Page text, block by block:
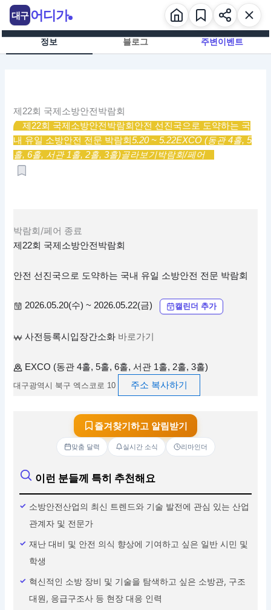
츠
정보 블로그 주변이벤트
제22회 국제소방안전박람회
제22회 국제소방안전박람회 안전 선진국으로 도약하는 국
내 유일 소방안전 전문 박람회5.20 ~ 5.22EXCO (동관 4홀, 5
홀, 6홀, 서관 1홀, 2홀, 3홀)골라보기박람회/페어
박람회/페어 종료
제22회 국제소방안전박람회
안전 선진국으로 도약하는 국내 유일 소방안전 전문 박람회
2026.05.20(수) ~ 2026.05.22(금) 캘린더 추가
사전등록시입장간소화 바로가기
EXCO (동관 4홀, 5홀, 6홀, 서관 1홀, 2홀, 3홀)
대구광역시 북구 엑스코로 10 주소 복사하기
즐겨찾기하고 알림받기
맞춤 달력 실시간 소식 리마인더
이런 분들께 특히 추천해요
소방안전산업의 최신 트렌드와 기술 발전에 관심 있는 산업
관계자 및 전문가
재난 대비 및 안전 의식 향상에 기여하고 싶은 일반 시민 및
학생
혁신적인 소방 장비 및 기술을 탐색하고 싶은 소방관, 구조
대원, 응급구조사 등 현장 대응 인력
대구 어디가